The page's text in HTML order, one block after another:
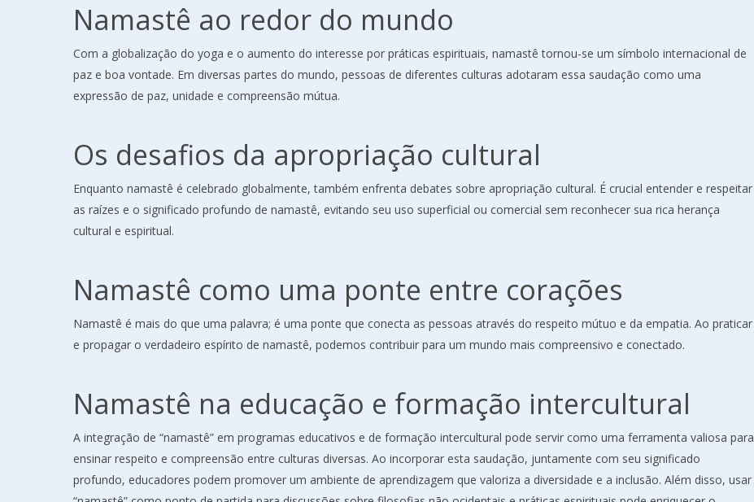
Namastê ao redor do mundo
Com a globalização do yoga e o aumento do interesse por práticas espirituais, namastê tornou-se um símbolo internacional de
paz e boa vontade. Em diversas partes do mundo, pessoas de diferentes culturas adotaram essa saudação como uma
expressão de paz, unidade e compreensão mútua.
Os desafios da apropriação cultural
Enquanto namastê é celebrado globalmente, também enfrenta debates sobre apropriação cultural. É crucial entender e respeitar
as raízes e o significado profundo de namastê, evitando seu uso superficial ou comercial sem reconhecer sua rica herança
cultural e espiritual.
Namastê como uma ponte entre corações
Namastê é mais do que uma palavra; é uma ponte que conecta as pessoas através do respeito mútuo e da empatia. Ao praticar
e propagar o verdadeiro espírito de namastê, podemos contribuir para um mundo mais compreensivo e conectado.
Namastê na educação e formação intercultural
A integração de “namastê” em programas educativos e de formação intercultural pode servir como uma ferramenta valiosa para
ensinar respeito e compreensão entre culturas diversas. Ao incorporar esta saudação, juntamente com seu significado
profundo, educadores podem promover um ambiente de aprendizagem que valoriza a diversidade e a inclusão. Além disso, usar